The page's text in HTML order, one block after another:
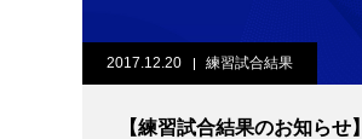
2017.12.20 練習試合結果
【練習試合結果のお知らせ】